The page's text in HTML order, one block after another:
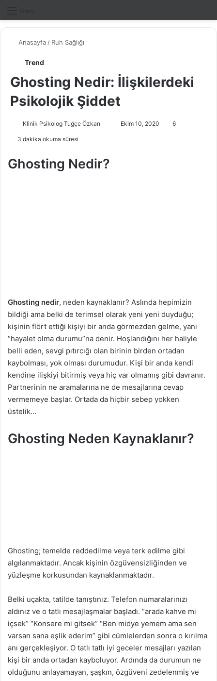
Anasayfa / Ruh Sağlığı
Trend
Ghosting Nedir: İlişkilerdeki
Psikolojik Şiddet
Klinik Psikolog Tuğçe Özkan
e
r
m
Ekim 10, 2020 6
3 dakika okuma süresi
Ghosting Nedir?
Ghosting nedir, neden kaynaklanır? Aslında hepimizin
bildiği ama belki de terimsel olarak yeni yeni duyduğu;
kişinin flört ettiği kişiyi bir anda görmezden gelme, yani
“hayalet olma durumu”na denir. Hoşlandığını her haliyle
belli eden, sevgi pıtırcığı olan birinin birden ortadan
kaybolması, yok olması durumudur. Kişi bir anda kendi
kendine ilişkiyi bitirmiş veya hiç var olmamış gibi davranır.
Partnerinin ne aramalarına ne de mesajlarına cevap
vermemeye başlar. Ortada da hiçbir sebep yokken
üstelik…
Ghosting Neden Kaynaklanır?
Ghosting; temelde reddedilme veya terk edilme gibi
algılanmaktadır. Ancak kişinin özgüvensizliğinden ve
yüzleşme korkusundan kaynaklanmaktadır.
Belki uçakta, tatilde tanıştınız. Telefon numaralarınızı
aldınız ve o tatlı mesajlaşmalar başladı. “arada kahve mi
içsek” “Konsere mi gitsek” “Ben midye yemem ama sen
varsan sana eşlik ederim” gibi cümlelerden sonra o kırılma
anı gerçekleşiyor. O tatlı tatlı iyi geceler mesajları yazılan
kişi bir anda ortadan kayboluyor. Ardında da durumun ne
olduğunu anlayamayan, şaşkın, özgüveni zedelenmiş ve